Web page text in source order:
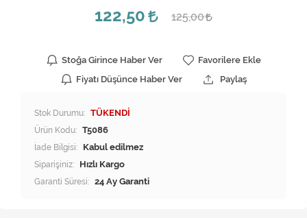
122,50
125,00
Stoğa Girince Haber Ver
Favorilere Ekle
Fiyatı Düşünce Haber Ver
Paylaş
Stok Durumu: TÜKENDİ
Ürün Kodu: T5086
İade Bilgisi:
Siparişiniz: Hızlı Kargo
Garanti Süresi: 24 Ay Garanti